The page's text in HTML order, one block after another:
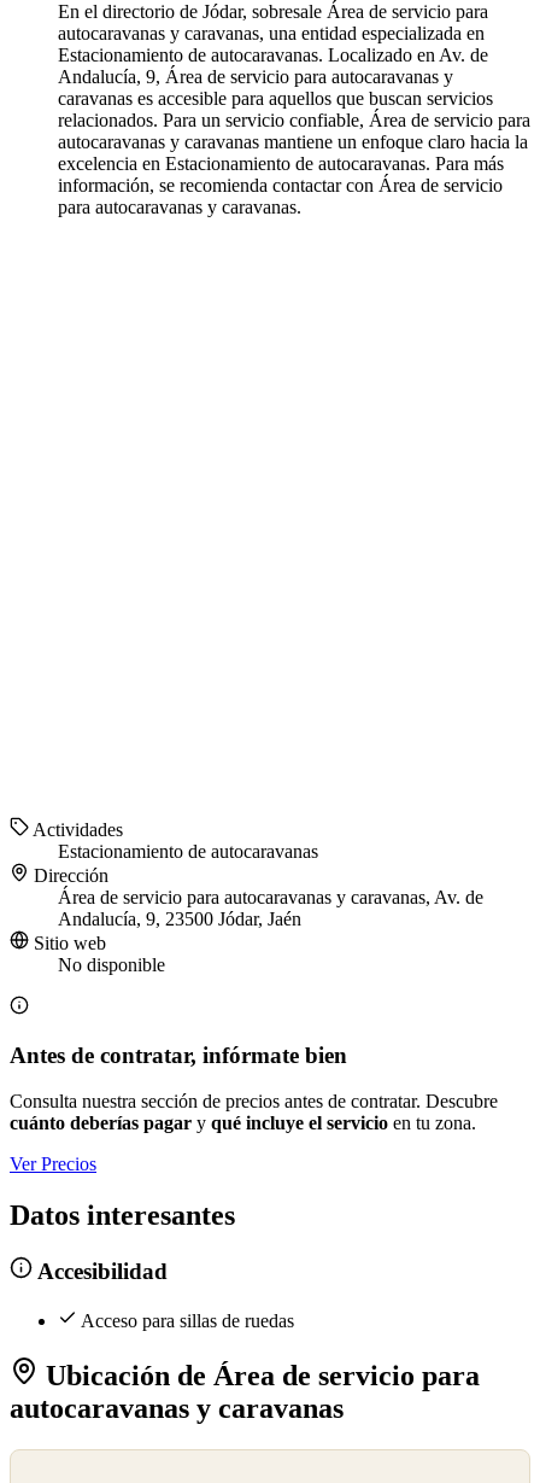
En el directorio de Jódar, sobresale Área de servicio para
autocaravanas y caravanas, una entidad especializada en
Estacionamiento de autocaravanas. Localizado en Av. de
Andalucía, 9, Área de servicio para autocaravanas y
caravanas es accesible para aquellos que buscan servicios
relacionados. Para un servicio confiable, Área de servicio para
autocaravanas y caravanas mantiene un enfoque claro hacia la
excelencia en Estacionamiento de autocaravanas. Para más
información, se recomienda contactar con Área de servicio
para autocaravanas y caravanas.
Actividades
Estacionamiento de autocaravanas
Dirección
Área de servicio para autocaravanas y caravanas, Av. de
Andalucía, 9, 23500 Jódar, Jaén
Sitio web
No disponible
Antes de contratar, infórmate bien
Consulta nuestra sección de precios antes de contratar. Descubre
cuánto deberías pagar y qué incluye el servicio en tu zona.
Ver Precios
Datos interesantes
Accesibilidad
Acceso para sillas de ruedas
Ubicación de Área de servicio para
autocaravanas y caravanas